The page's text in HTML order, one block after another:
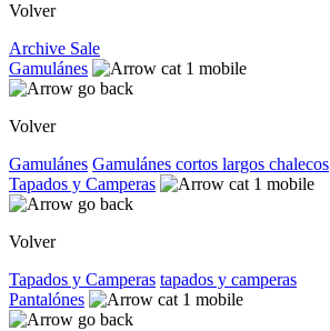
Volver
Archive Sale
Gamulánes
Volver
Gamulánes Gamulánes cortos largos chalecos
Tapados y Camperas
Volver
Tapados y Camperas tapados y camperas
Pantalónes